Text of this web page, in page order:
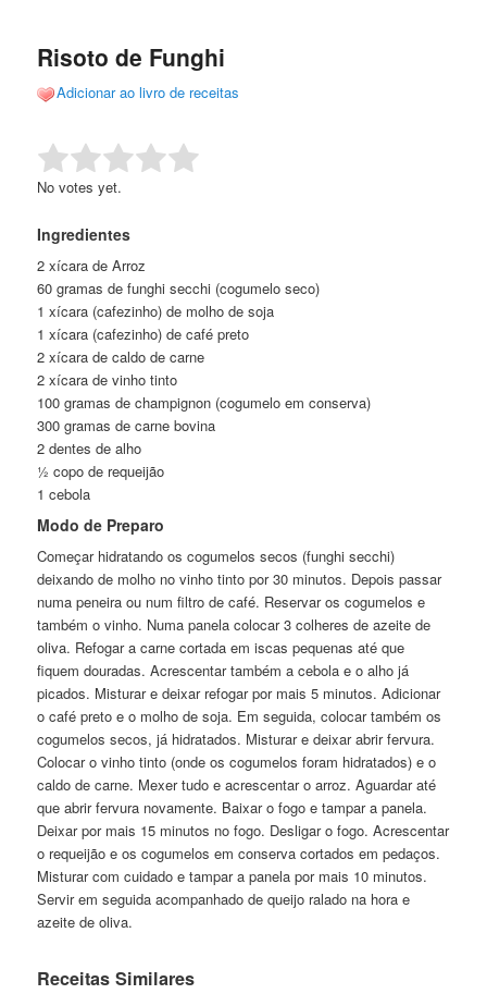
conteúdo
conteúdo
Risoto de Funghi
Adicionar ao livro de receitas
Rate this item: Submit Rating
No votes yet.
Ingredientes
2 xícara de Arroz
60 gramas de funghi secchi (cogumelo seco)
1 xícara (cafezinho) de molho de soja
1 xícara (cafezinho) de café preto
2 xícara de caldo de carne
2 xícara de vinho tinto
100 gramas de champignon (cogumelo em conserva)
300 gramas de carne bovina
2 dentes de alho
½ copo de requeijão
1 cebola
Modo de Preparo
Começar hidratando os cogumelos secos (funghi secchi)
deixando de molho no vinho tinto por 30 minutos. Depois passar
numa peneira ou num filtro de café. Reservar os cogumelos e
também o vinho. Numa panela colocar 3 colheres de azeite de
oliva. Refogar a carne cortada em iscas pequenas até que
fiquem douradas. Acrescentar também a cebola e o alho já
picados. Misturar e deixar refogar por mais 5 minutos. Adicionar
o café preto e o molho de soja. Em seguida, colocar também os
cogumelos secos, já hidratados. Misturar e deixar abrir fervura.
Colocar o vinho tinto (onde os cogumelos foram hidratados) e o
caldo de carne. Mexer tudo e acrescentar o arroz. Aguardar até
que abrir fervura novamente. Baixar o fogo e tampar a panela.
Deixar por mais 15 minutos no fogo. Desligar o fogo. Acrescentar
o requeijão e os cogumelos em conserva cortados em pedaços.
Misturar com cuidado e tampar a panela por mais 10 minutos.
Servir em seguida acompanhado de queijo ralado na hora e
azeite de oliva.
Receitas Similares